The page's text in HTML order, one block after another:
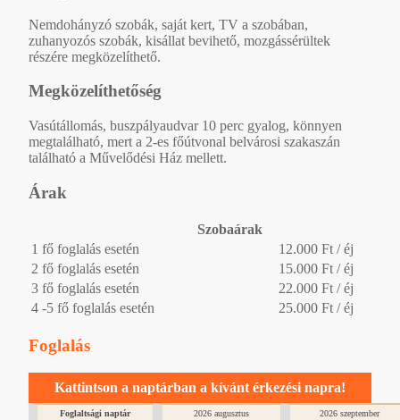
Nemdohányzó szobák, saját kert, TV a szobában,
zuhanyozós szobák, kisállat bevihető, mozgássérültek
részére megközelíthető.
Megközelíthetőség
Vasútállomás, buszpályaudvar 10 perc gyalog, könnyen
megtalálható, mert a 2-es főútvonal belvárosi szakaszán
található a Művelődési Ház mellett.
Árak
Szobaárak
1 fő foglalás esetén
12.000 Ft / éj
2 fő foglalás esetén
15.000 Ft / éj
3 fő foglalás esetén
22.000 Ft / éj
4 -5 fő foglalás esetén
25.000 Ft / éj
Foglalás
Kattintson a naptárban a kívánt érkezési napra!
Foglaltsági naptár
2026 augusztus
2026 szeptember